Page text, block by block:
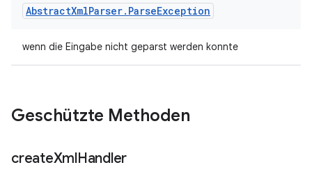
AbstractXmlParser. ParseException
wenn die Eingabe nicht geparst werden konnte
Geschützte Methoden
createXmlHandler